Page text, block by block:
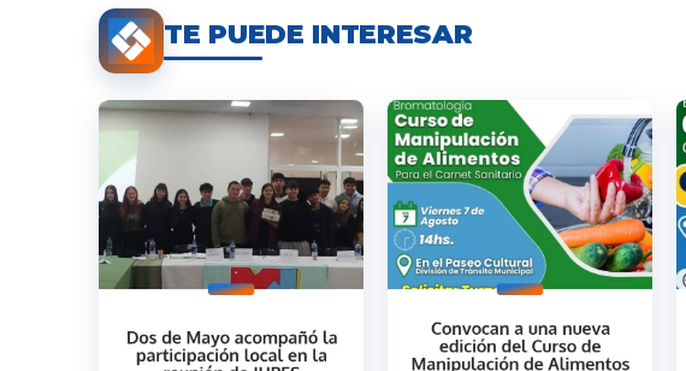
TE PUEDE INTERESAR